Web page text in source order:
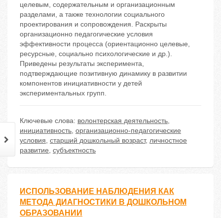
целевым, содержательным и организационным
разделами, а также технологии социального
проектирования и сопровождения. Раскрыты
организационно педагогические условия
эффективности процесса (ориентационно целевые,
ресурсные, социально психологические и др.).
Приведены результаты эксперимента,
подтверждающие позитивную динамику в развитии
компонентов инициативности у детей
экспериментальных групп.
Ключевые слова: волонтерская деятельность,
инициативность, организационно-педагогические
условия, старший дошкольный возраст, личностное
развитие, субъектность
ИСПОЛЬЗОВАНИЕ НАБЛЮДЕНИЯ КАК
МЕТОДА ДИАГНОСТИКИ В ДОШКОЛЬНОМ
ОБРАЗОВАНИИ